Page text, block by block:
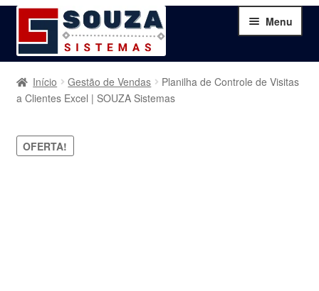
Pular
para
navegação
Pular
para
o
conteúdo
Menu
Home
Serviços
Início Gestão de Vendas
Planilha de Controle de Visitas
a Clientes Excel | SOUZA Sistemas
OFERTA!